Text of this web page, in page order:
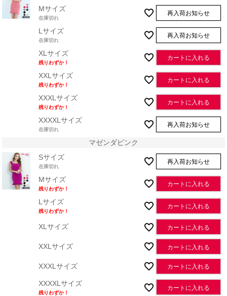
Mサイズ
在庫切れ
再入荷お知らせ
Lサイズ
在庫切れ
再入荷お知らせ
XLサイズ
残りわずか！
カートに入れる
XXLサイズ
残りわずか！
カートに入れる
XXXLサイズ
残りわずか！
カートに入れる
XXXXLサイズ
在庫切れ
再入荷お知らせ
マゼンダピンク
Sサイズ
在庫切れ
再入荷お知らせ
Mサイズ
残りわずか！
カートに入れる
Lサイズ
残りわずか！
カートに入れる
XLサイズ カートに入れる
XXLサイズ カートに入れる
XXXLサイズ カートに入れる
XXXXLサイズ
残りわずか！
カートに入れる